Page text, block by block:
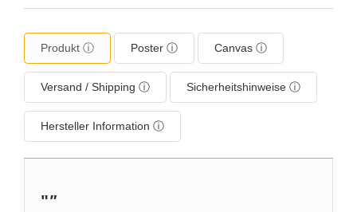
Produkt ⓘ Poster ⓘ Canvas ⓘ
Versand / Shipping ⓘ Sicherheitshinweise ⓘ
Hersteller Information ⓘ
""